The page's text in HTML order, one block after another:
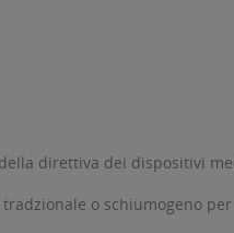
direttiva dei dispositivi
o schiumogeno